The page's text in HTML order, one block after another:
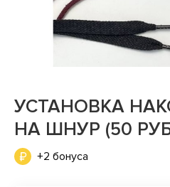
УСТАНОВКА
НА ШНУР (50
+2 бонуса